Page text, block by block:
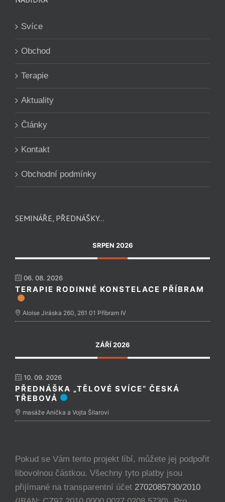
Svíce
Obchod
Terapie
Aktuality
Články
Kontakt
Obchodní podmínky
SEMINÁŘE, PŘEDNÁŠKY…
SRPEN 2026
06. 08. 2026
TERAPIE RODINNÉ KONSTELACE PŘÍBRAM
Aloise Jiráska 260, 261 01 Příbram IV
ZÁŘÍ 2026
10. 09. 2026
PŘEDNÁŠKA „TĚLOVÉ SVÍCE“ ČESKÁ
TŘEBOVÁ
masáže Anička a Vojta Šilarovi
Pokud se Vám tento projekt líbí, můžete jej podpořit
libovolnou částkou. Všechny tyto platby jsou
přijímané na transparentní účet 2702085730/2010